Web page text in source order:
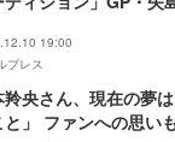
19:00
プレス
羚央さん、現在の夢
と」 ファンへの思い